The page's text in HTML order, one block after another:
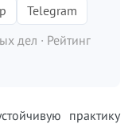
Telegram
дел · Рейтинг
практику